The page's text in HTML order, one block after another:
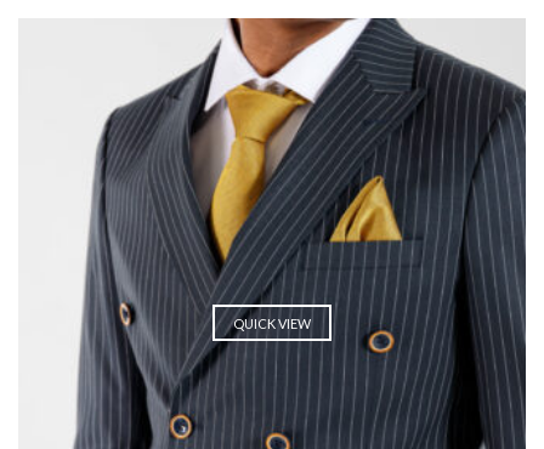
QUICK VIEW